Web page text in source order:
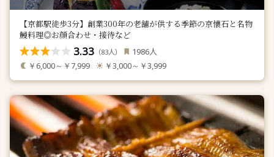
【京都駅徒歩3分】創業300年の老舗が供する季節の京懐石と名物
鰻料理◎お顔合わせ・接待など
3.33 （83人） 1986人
￥6,000～￥7,999 ￥3,000～￥3,999